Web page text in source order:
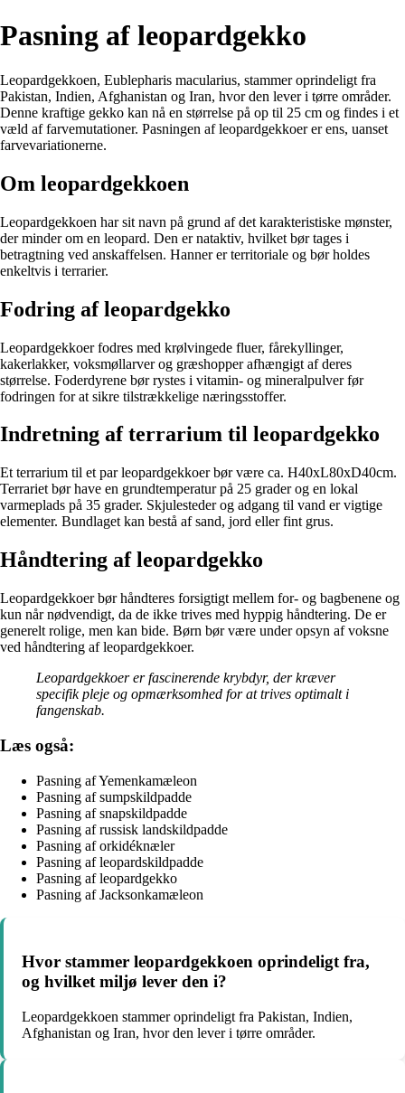
Pasning af leopardgekko
Leopardgekkoen, Eublepharis macularius, stammer oprindeligt fra
Pakistan, Indien, Afghanistan og Iran, hvor den lever i tørre områder.
Denne kraftige gekko kan nå en størrelse på op til 25 cm og findes i et
væld af farvemutationer. Pasningen af leopardgekkoer er ens, uanset
farvevariationerne.
Om leopardgekkoen
Leopardgekkoen har sit navn på grund af det karakteristiske mønster,
der minder om en leopard. Den er nataktiv, hvilket bør tages i
betragtning ved anskaffelsen. Hanner er territoriale og bør holdes
enkeltvis i terrarier.
Fodring af leopardgekko
Leopardgekkoer fodres med krølvingede fluer, fårekyllinger,
kakerlakker, voksmøllarver og græshopper afhængigt af deres
størrelse. Foderdyrene bør rystes i vitamin- og mineralpulver før
fodringen for at sikre tilstrækkelige næringsstoffer.
Indretning af terrarium til leopardgekko
Et terrarium til et par leopardgekkoer bør være ca. H40xL80xD40cm.
Terrariet bør have en grundtemperatur på 25 grader og en lokal
varmeplads på 35 grader. Skjulesteder og adgang til vand er vigtige
elementer. Bundlaget kan bestå af sand, jord eller fint grus.
Håndtering af leopardgekko
Leopardgekkoer bør håndteres forsigtigt mellem for- og bagbenene og
kun når nødvendigt, da de ikke trives med hyppig håndtering. De er
generelt rolige, men kan bide. Børn bør være under opsyn af voksne
ved håndtering af leopardgekkoer.
Leopardgekkoer er fascinerende krybdyr, der kræver
specifik pleje og opmærksomhed for at trives optimalt i
fangenskab.
Læs også:
Pasning af Yemenkamæleon
Pasning af sumpskildpadde
Pasning af snapskildpadde
Pasning af russisk landskildpadde
Pasning af orkidéknæler
Pasning af leopardskildpadde
Pasning af leopardgekko
Pasning af Jacksonkamæleon
Hvor stammer leopardgekkoen oprindeligt fra,
og hvilket miljø lever den i?
Leopardgekkoen stammer oprindeligt fra Pakistan, Indien,
Afghanistan og Iran, hvor den lever i tørre områder.